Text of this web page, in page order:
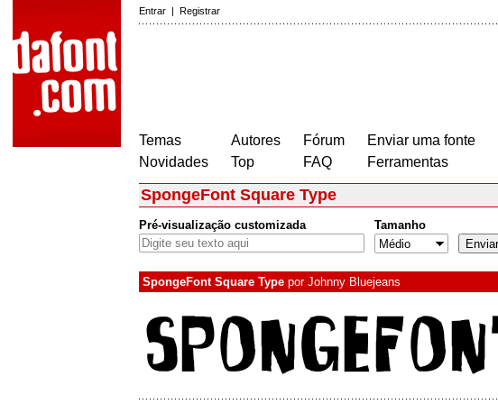
Entrar | Registrar
Temas
Novidades
Autores
Top
Fórum
FAQ
Enviar uma fonte
Ferramentas
SpongeFont Square Type
Pré-visualização customizada Tamanho
SpongeFont Square Type por Johnny Bluejeans